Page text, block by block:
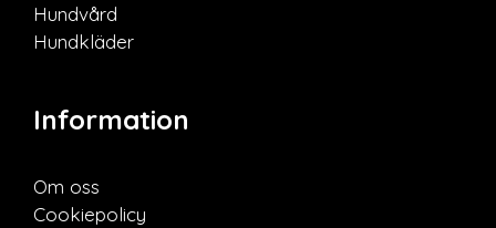
Hundvård
Hundkläder
Information
Om oss
Cookiepolicy